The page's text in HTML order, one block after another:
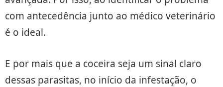
com antecedência junto ao médico veterinário
é o ideal.
E por mais que a coceira seja um sinal claro
dessas parasitas, no início da infestação, o